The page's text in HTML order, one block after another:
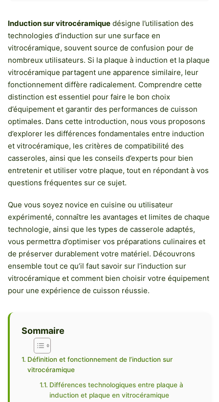
Induction sur vitrocéramique désigne l’utilisation des
technologies d’induction sur une surface en
vitrocéramique, souvent source de confusion pour de
nombreux utilisateurs. Si la plaque à induction et la plaque
vitrocéramique partagent une apparence similaire, leur
fonctionnement diffère radicalement. Comprendre cette
distinction est essentiel pour faire le bon choix
d’équipement et garantir des performances de cuisson
optimales. Dans cette introduction, nous vous proposons
d’explorer les différences fondamentales entre induction
et vitrocéramique, les critères de compatibilité des
casseroles, ainsi que les conseils d’experts pour bien
entretenir et utiliser votre plaque, tout en répondant à vos
questions fréquentes sur ce sujet.
Que vous soyez novice en cuisine ou utilisateur
expérimenté, connaître les avantages et limites de chaque
technologie, ainsi que les types de casserole adaptés,
vous permettra d’optimiser vos préparations culinaires et
de préserver durablement votre matériel. Découvrons
ensemble tout ce qu’il faut savoir sur l’induction sur
vitrocéramique et comment bien choisir votre équipement
pour une expérience de cuisson réussie.
Sommaire
Définition et fonctionnement de l’induction sur
vitrocéramique
Différences technologiques entre plaque à
induction et plaque en vitrocéramique